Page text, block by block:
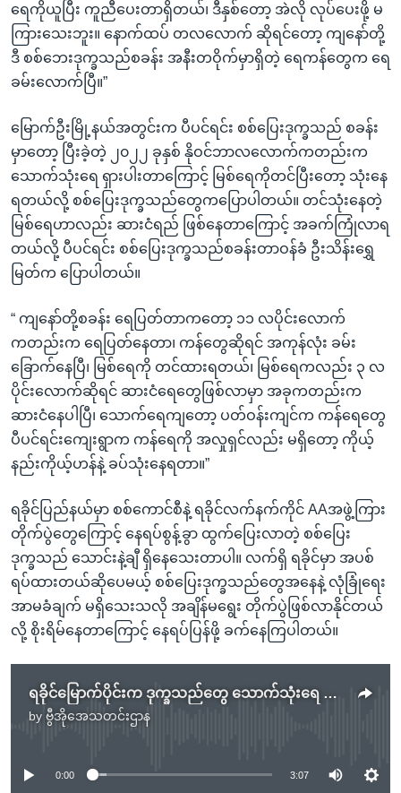
ရေကိုယူပြီး ကူညီပေးတာရှိတယ်၊ ဒီနှစ်တော့ အဲလို လုပ်ပေးဖို့ မ
ကြားသေးဘူး။ နောက်ထပ် တလလောက် ဆိုရင်တော့ ကျနော်တို့
ဒီ စစ်ဘေးဒုက္ခသည်စခန်း အနီးတဝိုက်မှာရှိတဲ့ ရေကန်တွေက ရေ
ခမ်းလောက်ပြီ။”
မြောက်ဦးမြို့နယ်အတွင်းက ပီပင်ရင်း စစ်ပြေးဒုက္ခသည် စခန်း
မှာတော့ ပြီးခဲ့တဲ့ ၂၀၂၂ ခုနှစ် နိုဝင်ဘာလလောက်ကတည်းက
သောက်သုံးရေ ရှားပါးတာကြောင့် မြစ်ရေကိုတင်ပြီးတော့ သုံးနေ
ရတယ်လို့ စစ်ပြေးဒုက္ခသည်တွေကပြောပါတယ်။ တင်သုံးနေတဲ့
မြစ်ရေဟာလည်း ဆားငံရည် ဖြစ်နေတာကြောင့် အခက်ကြုံလာရ
တယ်လို့ ပီပင်ရင်း စစ်ပြေးဒုက္ခသည်စခန်းတာဝန်ခံ ဦးသိန်းရွှေ
မြတ်က ပြောပါတယ်။
“ ကျနော်တို့စခန်း ရေပြတ်တာကတော့ ၁၁ လပိုင်းလောက်
ကတည်းက ရေပြတ်နေတာ၊ ကန်တွေဆိုရင် အကုန်လုံး ခမ်း
ခြောက်နေပြီ၊ မြစ်ရေကို တင်ထားရတယ်၊ မြစ်ရေကလည်း ၃ လ
ပိုင်းလောက်ဆိုရင် ဆားငံရေတွေဖြစ်လာမှာ အခုကတည်းက
ဆားငံနေပါပြီ၊ သောက်ရေကျတော့ ပတ်ဝန်းကျင်က ကန်ရေတွေ
ပီပင်ရင်းကျေးရွာက ကန်ရေကို အလှုရှင်လည်း မရှိတော့ ကိုယ့်
နည်းကိုယ့်ဟန်နဲ့ ခပ်သုံးနေရတာ။”
ရခိုင်ပြည်နယ်မှာ စစ်ကောင်စီနဲ့ ရခိုင်လက်နက်ကိုင် AAအဖွဲ့ကြား
တိုက်ပွဲတွေကြောင့် နေရပ်စွန့်ခွာ ထွက်ပြေးလာတဲ့ စစ်ပြေး
ဒုက္ခသည် သောင်းနဲ့ချီ ရှိနေသေးတာပါ။ လက်ရှိ ရခိုင်မှာ အပစ်
ရပ်ထားတယ်ဆိုပေမယ့် စစ်ပြေးဒုက္ခသည်တွေအနေနဲ့ လုံခြုံရေး
အာမခံချက် မရှိသေးသလို အချိန်မရွေး တိုက်ပွဲဖြစ်လာနိုင်တယ်
လို့ စိုးရိမ်နေတာကြောင့် နေရပ်ပြန်ဖို့ ခက်နေကြပါတယ်။
ရခိုင်မြောက်ပိုင်းက ဒုက္ခသည်တွေ သောက်သုံးရေ ပြတ်လပ်မှုနဲ့ကြုံ
by ဗွီအိုအေသတင်းဌာန
No media source currently available
0:00 3:07